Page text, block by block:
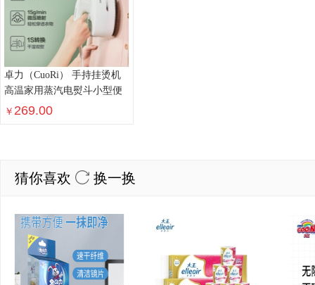
卓力（CuoRi） 手持挂烫机
高温家用蒸汽电熨斗小型便
携式烫斗熨衣服旅游出差宿
￥ 269.00
猜你喜欢 换一换